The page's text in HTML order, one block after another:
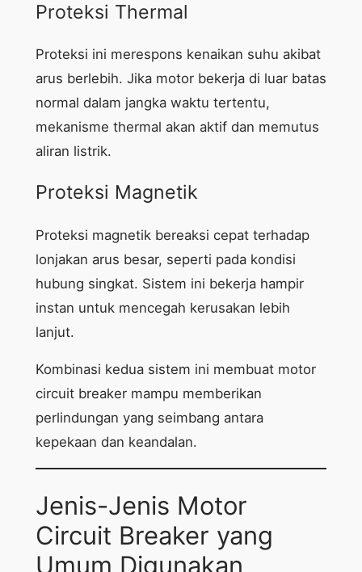
Proteksi Thermal
Proteksi ini merespons kenaikan suhu akibat
arus berlebih. Jika motor bekerja di luar batas
normal dalam jangka waktu tertentu,
mekanisme thermal akan aktif dan memutus
aliran listrik.
Proteksi Magnetik
Proteksi magnetik bereaksi cepat terhadap
lonjakan arus besar, seperti pada kondisi
hubung singkat. Sistem ini bekerja hampir
instan untuk mencegah kerusakan lebih
lanjut.
Kombinasi kedua sistem ini membuat motor
circuit breaker mampu memberikan
perlindungan yang seimbang antara
kepekaan dan keandalan.
Jenis-Jenis Motor
Circuit Breaker yang
Umum Digunakan